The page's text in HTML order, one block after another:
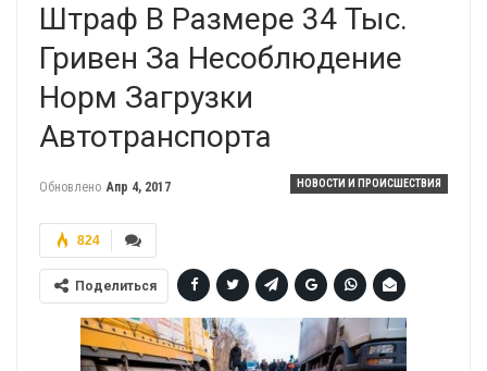
Штраф В Размере 34 Тыс.
Гривен За Несоблюдение
Норм Загрузки
Автотранспорта
НОВОСТИ И ПРОИСШЕСТВИЯ
Обновлено Апр 4, 2017
824
Поделиться